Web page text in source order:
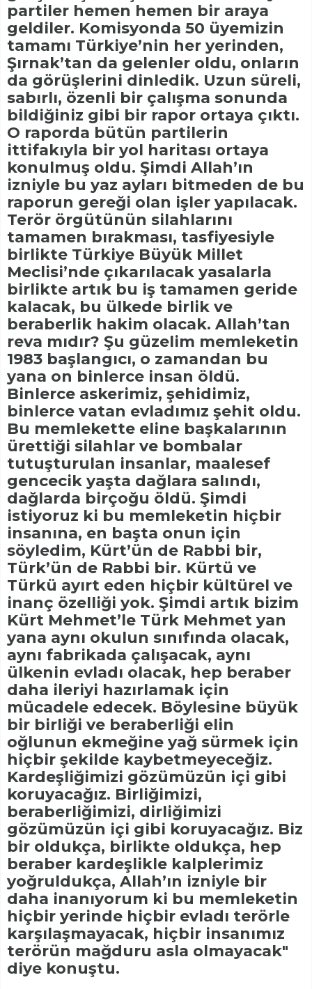
partiler hemen hemen bir araya
geldiler. Komisyonda 50 üyemizin
tamamı Türkiye’nin her yerinden,
Şırnak’tan da gelenler oldu, onların
da görüşlerini dinledik. Uzun süreli,
sabırlı, özenli bir çalışma sonunda
bildiğiniz gibi bir rapor ortaya çıktı.
O raporda bütün partilerin
ittifakıyla bir yol haritası ortaya
konulmuş oldu. Şimdi Allah’ın
izniyle bu yaz ayları bitmeden de bu
raporun gereği olan işler yapılacak.
Terör örgütünün silahlarını
tamamen bırakması, tasfiyesiyle
birlikte Türkiye Büyük Millet
Meclisi’nde çıkarılacak yasalarla
birlikte artık bu iş tamamen geride
kalacak, bu ülkede birlik ve
beraberlik hakim olacak. Allah’tan
reva mıdır? Şu güzelim memleketin
1983 başlangıcı, o zamandan bu
yana on binlerce insan öldü.
Binlerce askerimiz, şehidimiz,
binlerce vatan evladımız şehit oldu.
Bu memlekette eline başkalarının
ürettiği silahlar ve bombalar
tutuşturulan insanlar, maalesef
gencecik yaşta dağlara salındı,
dağlarda birçoğu öldü. Şimdi
istiyoruz ki bu memleketin hiçbir
insanına, en başta onun için
söyledim, Kürt’ün de Rabbi bir,
Türk’ün de Rabbi bir. Kürtü ve
Türkü ayırt eden hiçbir kültürel ve
inanç özelliği yok. Şimdi artık bizim
Kürt Mehmet’le Türk Mehmet yan
yana aynı okulun sınıfında olacak,
aynı fabrikada çalışacak, aynı
ülkenin evladı olacak, hep beraber
daha ileriyi hazırlamak için
mücadele edecek. Böylesine büyük
bir birliği ve beraberliği elin
oğlunun ekmeğine yağ sürmek için
hiçbir şekilde kaybetmeyeceğiz.
Kardeşliğimizi gözümüzün içi gibi
koruyacağız. Birliğimizi,
beraberliğimizi, dirliğimizi
gözümüzün içi gibi koruyacağız. Biz
bir oldukça, birlikte oldukça, hep
beraber kardeşlikle kalplerimiz
yoğruldukça, Allah’ın izniyle bir
daha inanıyorum ki bu memleketin
hiçbir yerinde hiçbir evladı terörle
karşılaşmayacak, hiçbir insanımız
terörün mağduru asla olmayacak"
diye konuştu.